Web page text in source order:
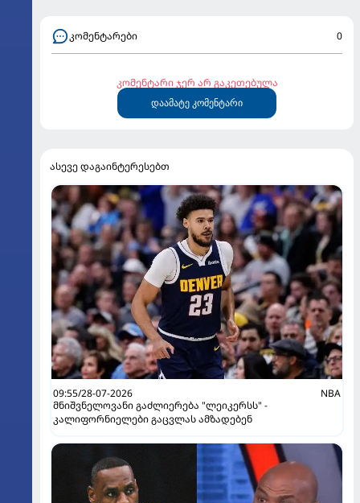
კომენტარები 0
კომენტარი ჯერ არ გაკეთებულა
დაამატე კომენტარი
ასევე დაგაინტერესებთ
09:55/28-07-2026
NBA
მნიშვნელოვანი გაძლიერება "ლეიკერსს" -
კალიფორნიელები გაცვლას ამზადებენ